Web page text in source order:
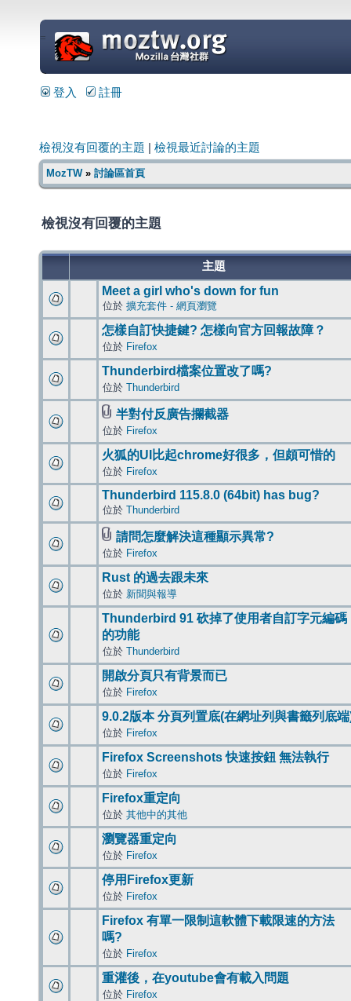
=
登入 註冊
檢視沒有回覆的主題 檢視最近討論的主題
MozTW» 討論區首頁
檢視沒有回覆的主題
主題
Meet a girl who's down for fun
位於 擴充套件 - 網頁瀏覽
怎樣自訂快捷鍵? 怎樣向官方回報故障？
位於 Firefox
Thunderbird檔案位置改了嗎?
位於 Thunderbird
半對付反廣告攔截器
位於 Firefox
火狐的UI比起chrome好很多，但頗可惜的
位於 Firefox
Thunderbird 115.8.0 (64bit) has bug?
位於 Thunderbird
請問怎麼解決這種顯示異常?
位於 Firefox
Rust 的過去跟未來
位於 新聞與報導
Thunderbird 91 砍掉了使用者自訂字元編碼
的功能
位於 Thunderbird
開啟分頁只有背景而已
位於 Firefox
9.0.2版本 分頁列置底(在網址列與書籤列底
位於 Firefox
Firefox Screenshots 快速按鈕 無法執行
位於 Firefox
Firefox重定向
位於 其他中的其他
瀏覽器重定向
位於 Firefox
停用Firefox更新
位於 Firefox
Firefox 有單一限制這軟體下載限速的方法
嗎?
位於 Firefox
重灌後，在youtube會有載入問題
位於 Firefox